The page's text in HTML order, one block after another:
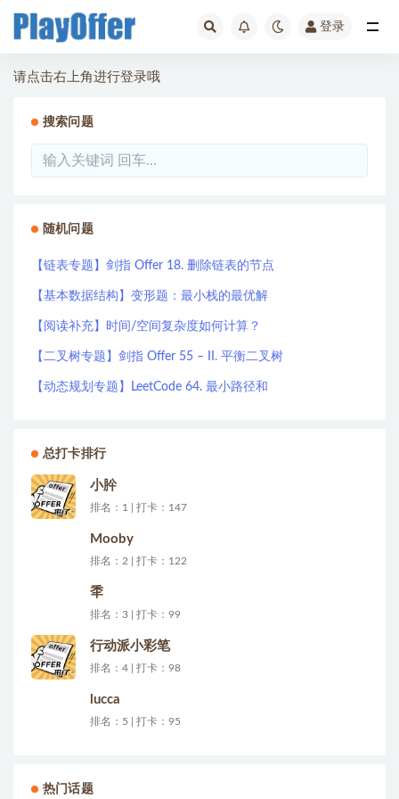
登录
请点击右上角进行登录哦
搜索问题
随机问题
【链表专题】剑指 Offer 18. 删除链表的节点
【基本数据结构】变形题：最小栈的最优解
【阅读补充】时间/空间复杂度如何计算？
【二叉树专题】剑指 Offer 55 – II. 平衡二叉树
【动态规划专题】LeetCode 64. 最小路径和
总打卡排行
小肸
排名：1 | 打卡：147
Mooby
排名：2 | 打卡：122
秊
排名：3 | 打卡：99
行动派小彩笔
排名：4 | 打卡：98
lucca
排名：5 | 打卡：95
热门话题